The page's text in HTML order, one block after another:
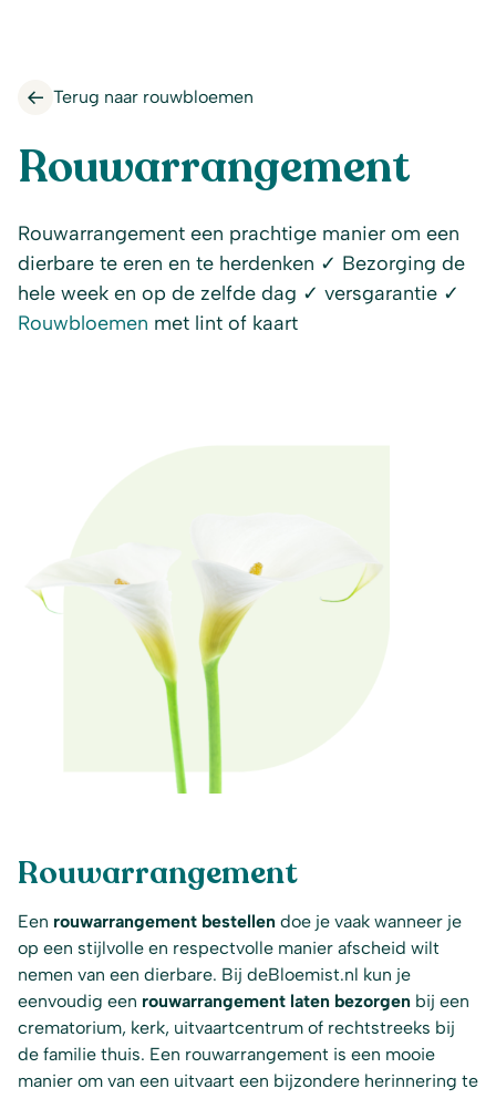
Terug naar rouwbloemen
Rouwarrangement
Rouwarrangement een prachtige manier om een
dierbare te eren en te herdenken ✓ Bezorging de
hele week en op de zelfde dag ✓ versgarantie ✓
Rouwbloemen met lint of kaart
Rouwarrangement
Een rouwarrangement bestellen doe je vaak wanneer je
op een stijlvolle en respectvolle manier afscheid wilt
nemen van een dierbare. Bij deBloemist.nl kun je
eenvoudig een rouwarrangement laten bezorgen bij een
crematorium, kerk, uitvaartcentrum of rechtstreeks bij
de familie thuis. Een rouwarrangement is een mooie
manier om van een uitvaart een bijzondere herinnering te